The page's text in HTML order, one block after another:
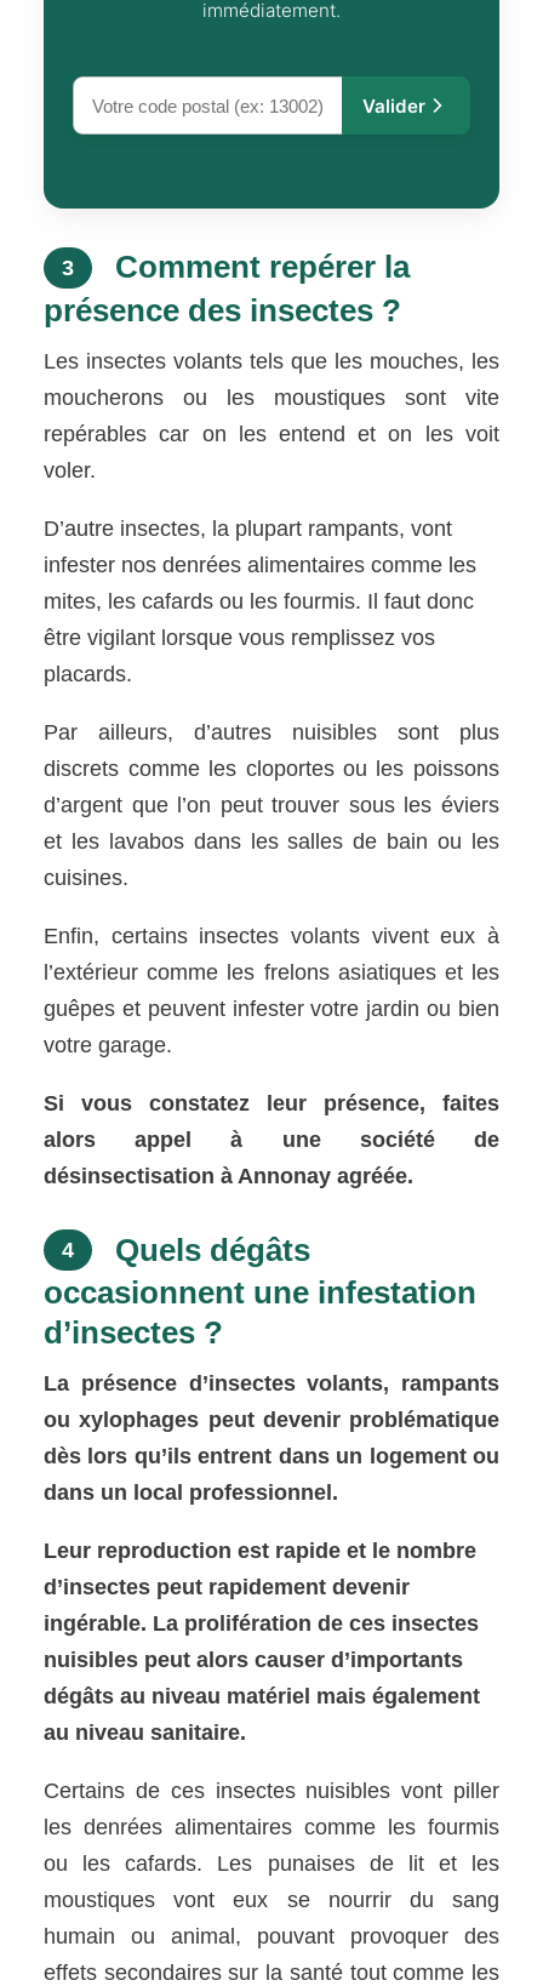
immédiatement.
Valider
3
Comment repérer la
présence des insectes ?
Les insectes volants tels que les mouches, les
moucherons ou les moustiques sont vite
repérables car on les entend et on les voit
voler.
D’autre insectes, la plupart rampants, vont
infester nos denrées alimentaires comme les
mites, les cafards ou les fourmis. Il faut donc
être vigilant lorsque vous remplissez vos
placards.
Par ailleurs, d’autres nuisibles sont plus
discrets comme les cloportes ou les poissons
d’argent que l’on peut trouver sous les éviers
et les lavabos dans les salles de bain ou les
cuisines.
Enfin, certains insectes volants vivent eux à
l’extérieur comme les frelons asiatiques et les
guêpes et peuvent infester votre jardin ou bien
votre garage.
Si vous constatez leur présence, faites
alors appel à une société de
désinsectisation à Annonay agréée.
4
Quels dégâts
occasionnent une infestation
d’insectes ?
La présence d’insectes volants, rampants
ou xylophages peut devenir problématique
dès lors qu’ils entrent dans un logement ou
dans un local professionnel.
Leur reproduction est rapide et le nombre
d’insectes peut rapidement devenir
ingérable. La prolifération de ces insectes
nuisibles peut alors causer d’importants
dégâts au niveau matériel mais également
au niveau sanitaire.
Certains de ces insectes nuisibles vont piller
les denrées alimentaires comme les fourmis
ou les cafards. Les punaises de lit et les
moustiques vont eux se nourrir du sang
humain ou animal, pouvant provoquer des
effets secondaires sur la santé tout comme les